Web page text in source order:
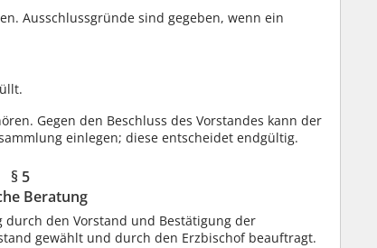
Ausschlussgründe sind gegeben, wenn ein
Gegen den Beschluss des Vorstandes kann der
einlegen; diese entscheidet endgültig.
§ 5
Beratung
durch den Vorstand und Bestätigung der
gewählt und durch den Erzbischof beauftragt.